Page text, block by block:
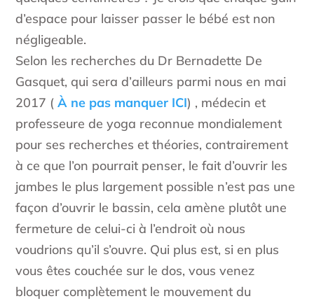
d’espace pour laisser passer le bébé est non
négligeable.
Selon les recherches du Dr Bernadette De
Gasquet, qui sera d’ailleurs parmi nous en mai
2017 (À ne pas manquer ICI) , médecin et
professeure de yoga reconnue mondialement
pour ses recherches et théories, contrairement
à ce que l’on pourrait penser, le fait d’ouvrir les
jambes le plus largement possible n’est pas une
façon d’ouvrir le bassin, cela amène plutôt une
fermeture de celui-ci à l’endroit où nous
voudrions qu’il s’ouvre. Qui plus est, si en plus
vous êtes couchée sur le dos, vous venez
bloquer complètement le mouvement du